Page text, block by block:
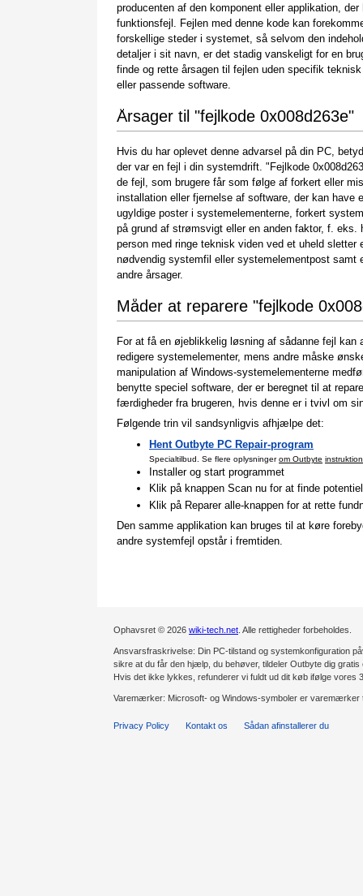
producenten af den komponent eller applikation, der
funktionsfejl. Fejlen med denne kode kan
forskellige steder i systemet, så selvom den
detaljer i sit navn, er det stadig vanskeligt for en
finde og rette årsagen til fejlen uden specifik
eller passende software.
Årsager til "fejlkode 0x008d263e"
Hvis du har oplevet denne advarsel på din PC,
der var en fejl i din systemdrift. "Fejlkode
de fejl, som brugere får som følge af forkert eller
installation eller fjernelse af software, der kan have
ugyldige poster i systemelementerne, forkert
på grund af strømsvigt eller en anden faktor, f. eks.
person med ringe teknisk viden ved et uheld sletter
nødvendig systemfil eller systemelementpost samt
andre årsager.
Måder at reparere "fejlkode
For at få en øjeblikkelig løsning af sådanne fejl kan
redigere systemelementer, mens andre måske
manipulation af Windows-systemelementerne
benytte speciel software, der er beregnet til at
færdigheder fra brugeren, hvis denne er i tvivl om
Følgende trin vil sandsynligvis afhjælpe det:
Hent Outbyte PC Repair-program
Specialtilbud. Se flere oplysningerom Outbyte
Installer og start programmet
Klik på knappen Scan nu for at finde
Klik på Reparer alle-knappen for at rette
Den samme applikation kan bruges til at køre
andre systemfejl opstår i fremtiden.
Ophavsret © 2026 wiki-tech.net . Alle rettigheder forbeholdes.
Ansvarsfraskrivelse: Din PC-tilstand og systemkonfiguration
sikre at du får den hjælp, du behøver, tildeler Outbyte dig
Hvis det ikke lykkes, refunderer vi fuldt ud dit køb ifølge vores
Varemærker: Microsoft- og Windows-symboler er varemærker
Privacy Policy Kontakt os Sådan afinstallerer du